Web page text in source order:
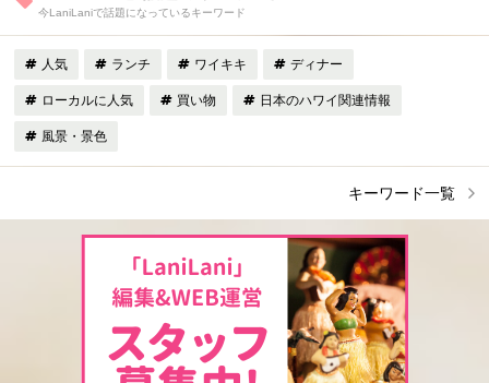
今LaniLaniで話題になっているキーワード
人気 ランチ ワイキキ ディナー
ローカルに人気 買い物 日本のハワイ関連情報
風景・景色
キーワード一覧